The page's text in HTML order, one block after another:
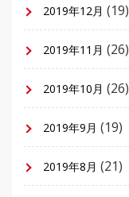
2019年12月 (19)
2019年11月 (26)
2019年10月 (26)
2019年9月 (19)
2019年8月 (21)